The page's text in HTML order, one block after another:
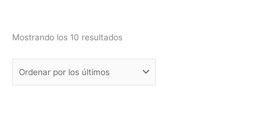
Mostrando los 10 resultados